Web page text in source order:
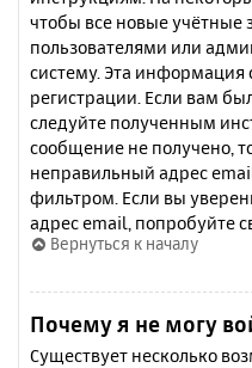
чтобы все новые учётные
пользователями или
систему. Эта информация
регистрации. Если вам
следуйте полученным
сообщение не получено,
неправильный адрес
фильтром. Если вы
адрес email, попробуйте
Вернуться к началу
Почему я не могу
Существует несколько